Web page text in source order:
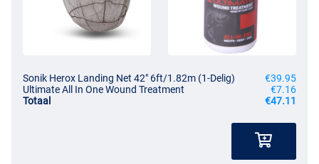
Sonik Herox Landing Net 42" 6ft/1.82m (1-Delig)
€39.95
Ultimate All In One Wound Treatment
€7.16
Totaal
€47.11